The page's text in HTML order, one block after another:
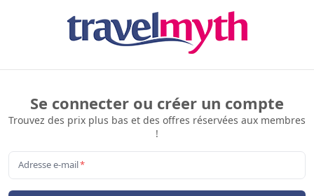
Se connecter ou créer un compte
Trouvez des prix plus bas et des offres réservées aux membres
!
Adresse e-mail*